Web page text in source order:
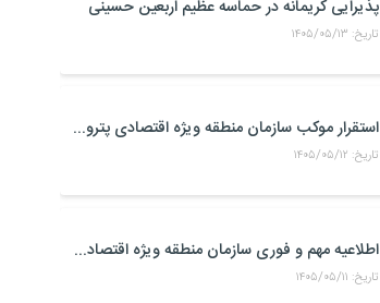
پذیرایی کریمانه در حماسه عظیم اربعین حسینی
تاریخ: ۱۴۰۵/۰۵/۱۳
استقرار موکب سازمان منطقه ویژه اقتصادی پتروشیمی در محل تجمعات مردمی در میدان امام بندر ماهشهر
تاریخ: ۱۴۰۵/۰۵/۱۲
اطلاعیه مهم و فوری سازمان منطقه ویژه اقتصادی پتروشیمی
تاریخ: ۱۴۰۵/۰۵/۱۱